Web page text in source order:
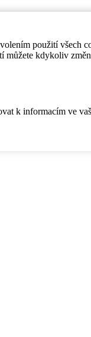
použití všech
můžete kdykoliv
k informacím ve